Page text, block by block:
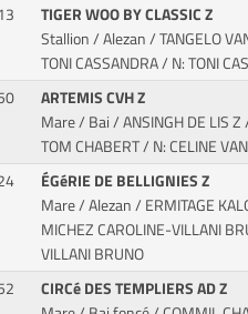
TIGER WOO BY CLASSIC Z
Stallion / Alezan / TANGELO
TONI CASSANDRA / N: TONI
ARTEMIS CVH Z
Mare / Bai / ANSINGH DE LIS Z
TOM CHABERT / N: CELINE
ÉGéRIE DE BELLIGNIES Z
Mare / Alezan / ERMITAGE
MICHEZ CAROLINE-VILLANI
VILLANI BRUNO
CIRCé DES TEMPLIERS AD Z